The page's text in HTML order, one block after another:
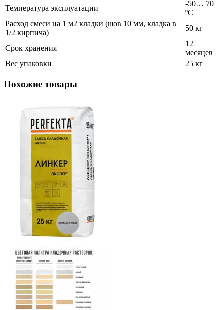
Температура эксплуатации
-50… 70
ºС
Расход смеси на 1 м2 кладки (шов 10 мм, кладка в
1/2 кирпича)
50 кг
Срок хранения
12
месяцев
Вес упаковки
25 кг
Похожие товары